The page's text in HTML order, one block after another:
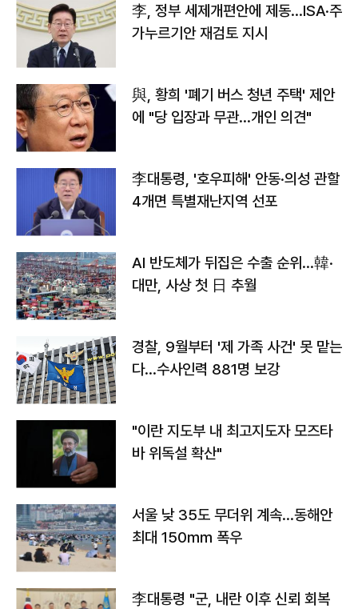
李, 정부 세제개편안에 제동…ISA·주
가누르기안 재검토 지시
與, 황희 '폐기 버스 청년 주택' 제안
에 "당 입장과 무관…개인 의견"
李대통령, '호우피해' 안동·의성 관할
4개면 특별재난지역 선포
AI 반도체가 뒤집은 수출 순위…韓·
대만, 사상 첫 日 추월
경찰, 9월부터 '제 가족 사건' 못 맡는
다…수사인력 881명 보강
"이란 지도부 내 최고지도자 모즈타
바 위독설 확산"
서울 낮 35도 무더위 계속…동해안
최대 150㎜ 폭우
李대통령 "군, 내란 이후 신뢰 회복